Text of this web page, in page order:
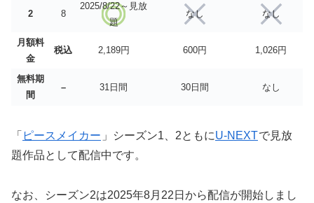
2 8
2025/8/22～見放
題
なし なし
月額料
金
税込 2,189円 600円 1,026円
無料期
間
– 31日間 30日間 なし
「 ピースメイカー 」シーズン1、2ともにU-NEXTで見放
題作品として配信中です。
なお、シーズン2は2025年8月22日から配信が開始しまし